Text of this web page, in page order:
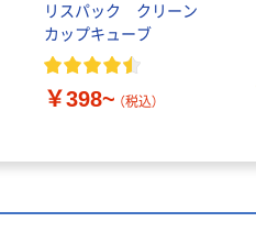
リスパック クリーン
カップキューブ
￥398~ （税込）